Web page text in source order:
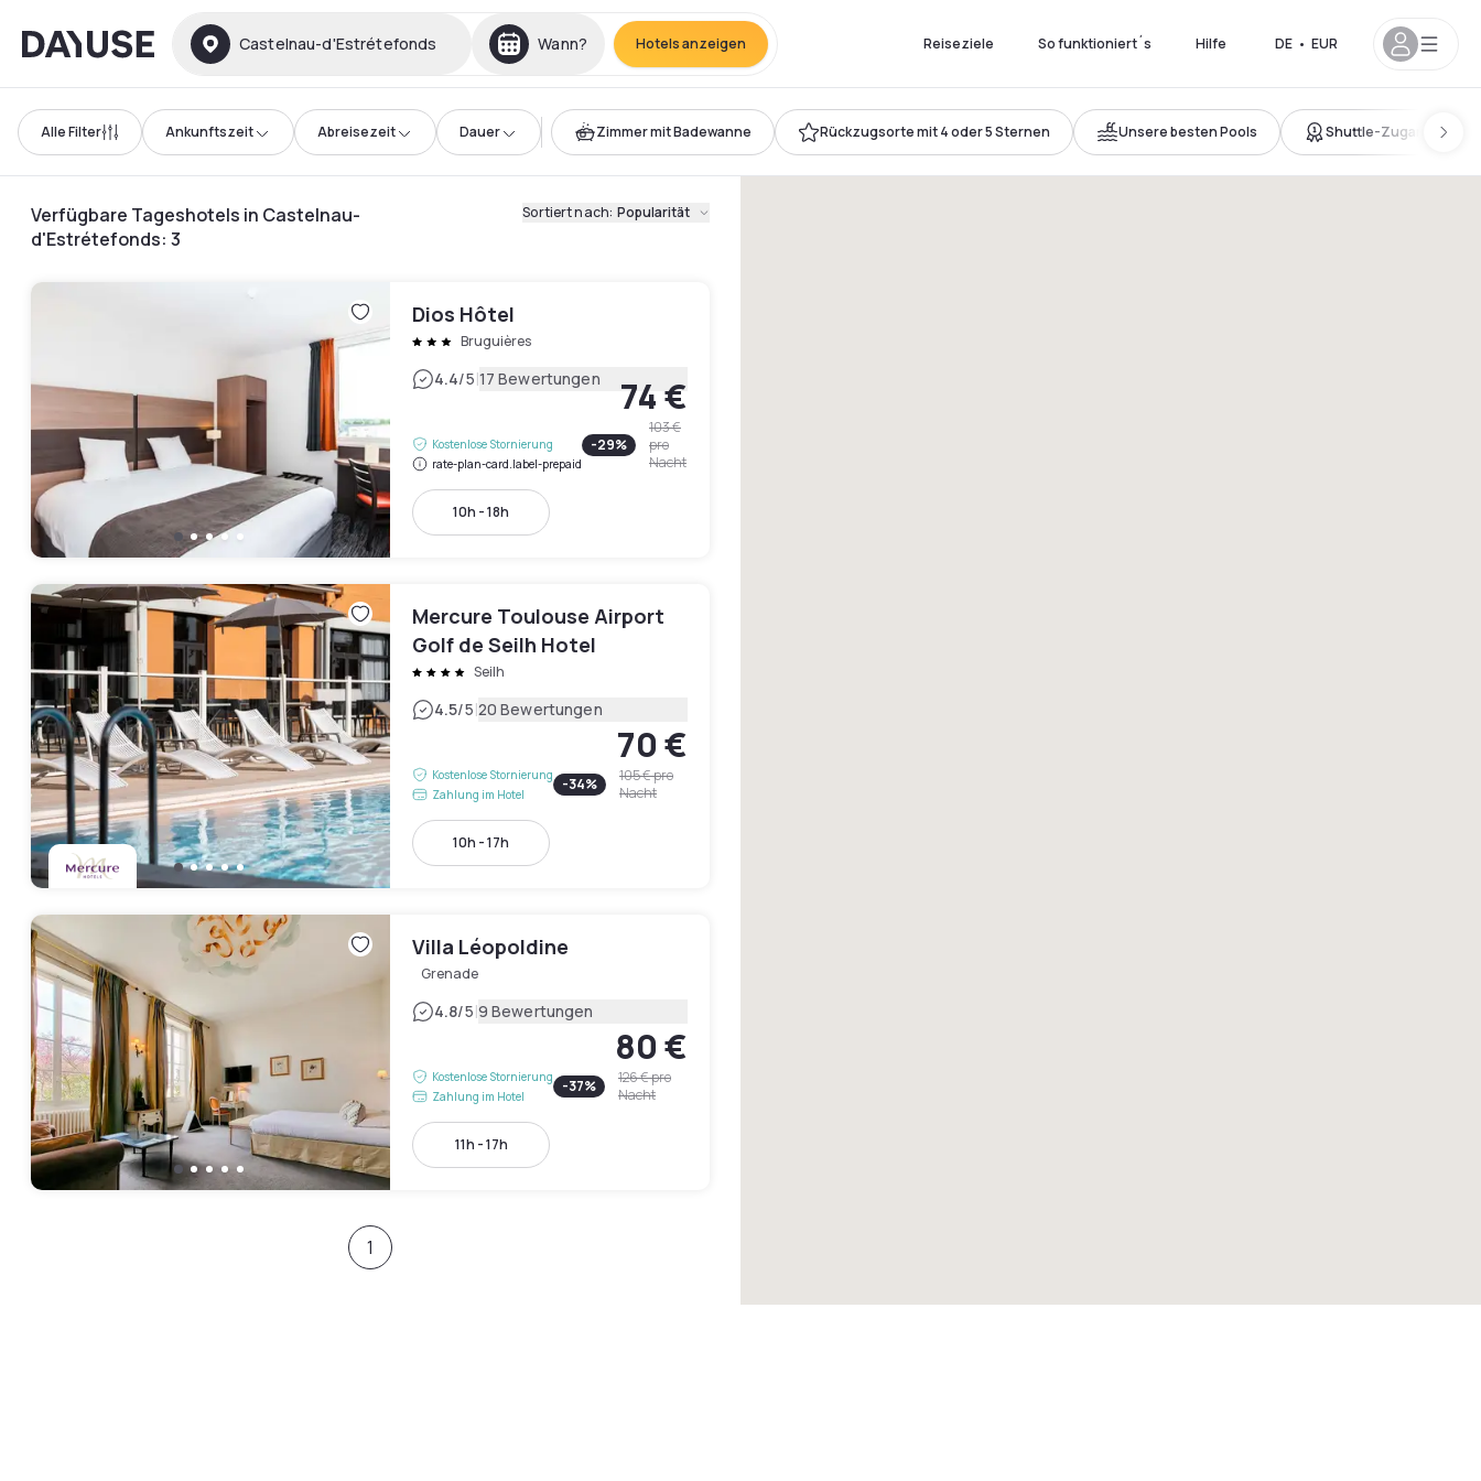
Dayuse Castelnau-d'Estrétefonds Wann? Hotels anzeigen Reiseziele So funktioniert´s Hilfe DE • EUR
Alle Filter Ankunftszeit Abreisezeit Dauer Zimmer mit Badewanne Rückzugsorte mit 4 oder 5 Sternen Unsere besten Pools Shuttle-Zugang
Verfügbare Tageshotels in Castelnau-
d'Estrétefonds: 3
Sortiert nach: Popularität
Dios Hôtel
Bruguières
4.4/5|17 Bewertungen
Kostenlose Stornierung
rate-plan-card.label-prepaid
74 €
-29%
103 €
pro
Nacht
10h - 18h
Mercure Toulouse Airport
Golf de Seilh Hotel
Seilh
4.5/5|20 Bewertungen
Kostenlose Stornierung
Zahlung im Hotel
70 €
-34% 105 €pro
Nacht
10h - 17h
Villa Léopoldine
Grenade
4.8/5|9 Bewertungen
Kostenlose Stornierung
Zahlung im Hotel
80 €
-37% 126 €pro
Nacht
11h - 17h
1